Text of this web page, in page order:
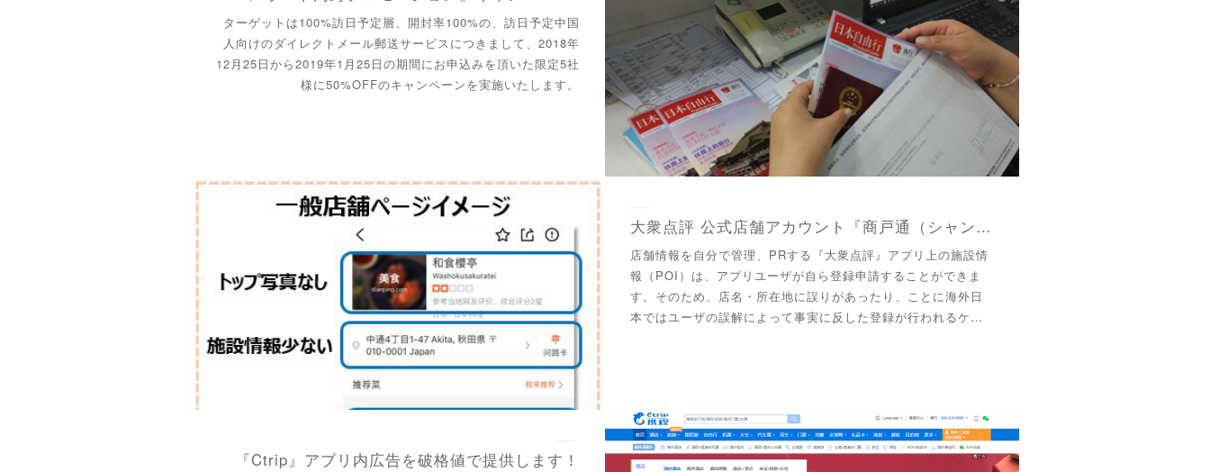
ターゲットは100%訪日予定層、開封率100%の、訪日予定中国
人向けのダイレクトメール郵送サービスにつきまして、2018年
12月25日から2019年1月25日の期間にお申込みを頂いた限定5社
様に50%OFFのキャンペーンを実施いたします。
大衆点評 公式店舗アカウント『商戸通（シャンフートン）』を開設
店舗情報を自分で管理、PRする『大衆点評』アプリ上の施設情
報（POI）は、アプリユーザが自ら登録申請することができま
す。そのため、店名・所在地に誤りがあったり、ことに海外日
本ではユーザの誤解によって事実に反した登録が行われるケ…
『Ctrip』アプリ内広告を破格値で提供します！